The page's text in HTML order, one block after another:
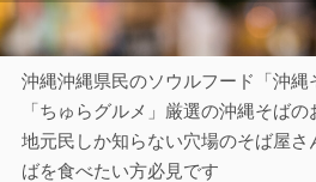
沖縄沖縄県民のソウルフード「沖縄
「ちゅらグルメ」厳選の沖縄そば
地元民しか知らない穴場のそば屋さ
ばを食べたい方必見です